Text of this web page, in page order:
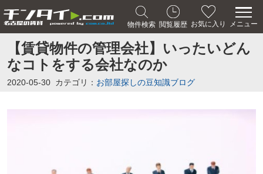
物件検索 閲覧履歴 お気に入り メニュー
【賃貸物件の管理会社】いったいどん
なコトをする会社なのか
2020-05-30 カテゴリ： お部屋探しの豆知識ブログ